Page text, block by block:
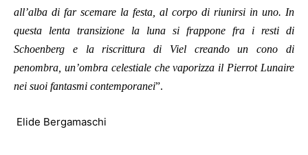
all’alba di far scemare la festa, al corpo di riunirsi in uno. In
questa lenta transizione la luna si frappone fra i resti di
Schoenberg e la riscrittura di Viel creando un cono di
penombra, un’ombra celestiale che vaporizza il Pierrot Lunaire
nei suoi fantasmi contemporanei”.
Elide Bergamaschi